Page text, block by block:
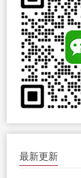
最新更新